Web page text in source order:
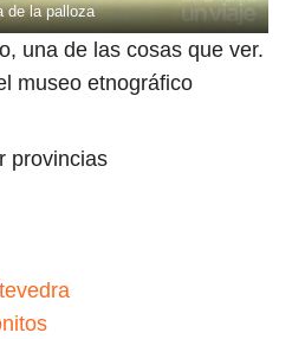
de la palloza
una de las cosas que ver.
museo etnográfico
provincias